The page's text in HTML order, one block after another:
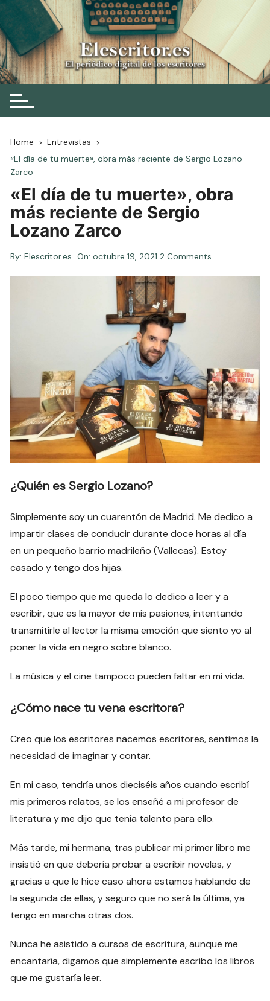
Skip
to
content
Elescritor.es
El periódico digital de los escritores
Home
Entrevistas
«El día de tu muerte», obra más reciente de Sergio Lozano
Zarco
«El día de tu muerte», obra
más reciente de Sergio
Lozano Zarco
By: Elescritor.es On:octubre 19, 2021 2 Comments
¿Quién es Sergio Lozano?
Simplemente soy un cuarentón de Madrid. Me dedico a
impartir clases de conducir durante doce horas al día
en un pequeño barrio madrileño (Vallecas). Estoy
casado y tengo dos hijas.
El poco tiempo que me queda lo dedico a leer y a
escribir, que es la mayor de mis pasiones, intentando
transmitirle al lector la misma emoción que siento yo al
poner la vida en negro sobre blanco.
La música y el cine tampoco pueden faltar en mi vida.
¿Cómo nace tu vena escritora?
Creo que los escritores nacemos escritores, sentimos la
necesidad de imaginar y contar.
En mi caso, tendría unos dieciséis años cuando escribí
mis primeros relatos, se los enseñé a mi profesor de
literatura y me dijo que tenía talento para ello.
Más tarde, mi hermana, tras publicar mi primer libro me
insistió en que debería probar a escribir novelas, y
gracias a que le hice caso ahora estamos hablando de
la segunda de ellas, y seguro que no será la última, ya
tengo en marcha otras dos.
Nunca he asistido a cursos de escritura, aunque me
encantaría, digamos que simplemente escribo los libros
que me gustaría leer.